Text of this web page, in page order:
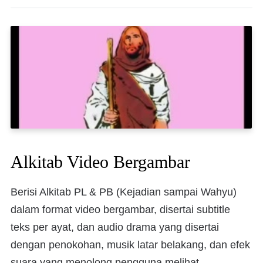
Alkitab Video Bergambar
Berisi Alkitab PL & PB (Kejadian sampai Wahyu)
dalam format video bergambar, disertai subtitle
teks per ayat, dan audio drama yang disertai
dengan penokohan, musik latar belakang, dan efek